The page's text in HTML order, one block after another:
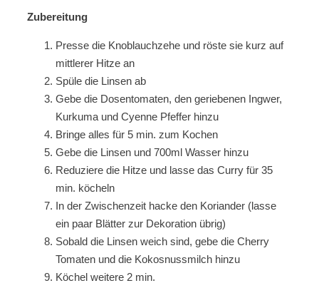
Zubereitung
Presse die Knoblauchzehe und röste sie kurz auf
mittlerer Hitze an
Spüle die Linsen ab
Gebe die Dosentomaten, den geriebenen Ingwer,
Kurkuma und Cyenne Pfeffer hinzu
Bringe alles für 5 min. zum Kochen
Gebe die Linsen und 700ml Wasser hinzu
Reduziere die Hitze und lasse das Curry für 35
min. köcheln
In der Zwischenzeit hacke den Koriander (lasse
ein paar Blätter zur Dekoration übrig)
Sobald die Linsen weich sind, gebe die Cherry
Tomaten und die Kokosnussmilch hinzu
Köchel weitere 2 min.